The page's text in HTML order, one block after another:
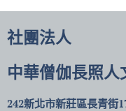
社團法人
中華僧伽長照
242新北市新莊區長青街